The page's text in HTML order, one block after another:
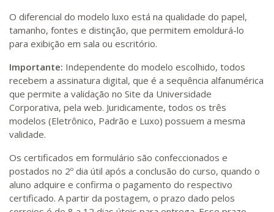
O diferencial do modelo luxo está na qualidade do papel,
tamanho, fontes e distinção, que permitem emoldurá-lo
para exibição em sala ou escritório.
Importante: Independente do modelo escolhido, todos
recebem a assinatura digital, que é a sequência alfanumérica
que permite a validação no Site da Universidade
Corporativa, pela web. Juridicamente, todos os três
modelos (Eletrônico, Padrão e Luxo) possuem a mesma
validade.
Os certificados em formulário são confeccionados e
postados no 2º dia útil após a conclusão do curso, quando o
aluno adquire e confirma o pagamento do respectivo
certificado. A partir da postagem, o prazo dado pelos